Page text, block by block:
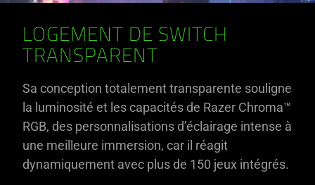
LOGEMENT DE SWITCH
TRANSPARENT
Sa conception totalement transparente souligne
la luminosité et les capacités de Razer Chroma™
RGB, des personnalisations d’éclairage intense à
une meilleure immersion, car il réagit
dynamiquement avec plus de 150 jeux intégrés.